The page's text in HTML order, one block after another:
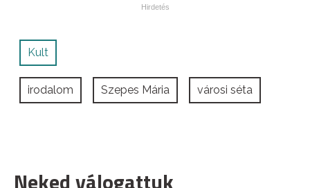
Kult
irodalom Szepes Mária városi séta